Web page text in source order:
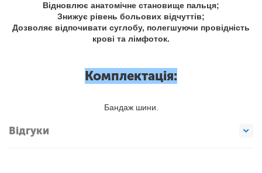
Відновлює анатомічне становище пальця;
Знижує рівень больових відчуттів;
Дозволяє відпочивати суглобу, полегшуючи провідність
крові та лімфоток.
Комплектація:
Бандаж шини.
Відгуки